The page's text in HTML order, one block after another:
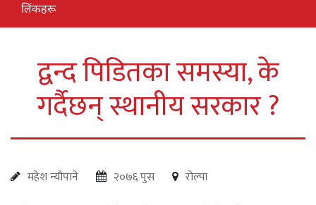
लिंकहरू
द्वन्द पिडितका समस्या, के
गर्दैछन् स्थानीय सरकार ?
महेश न्यौपाने २०७६ पुस रोल्पा